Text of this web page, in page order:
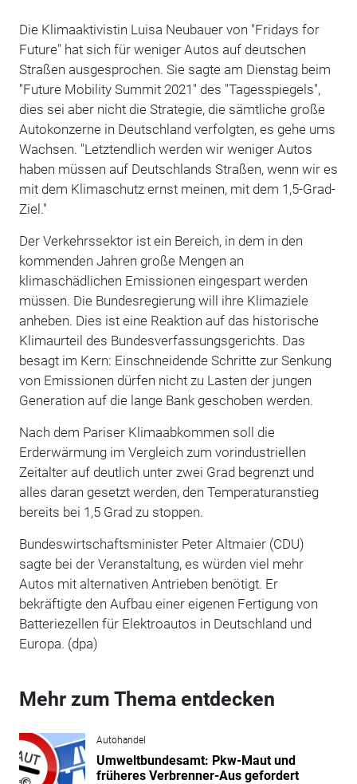
Die Klimaaktivistin Luisa Neubauer von "Fridays for
Future" hat sich für weniger Autos auf deutschen
Straßen ausgesprochen. Sie sagte am Dienstag beim
"Future Mobility Summit 2021" des "Tagesspiegels",
dies sei aber nicht die Strategie, die sämtliche große
Autokonzerne in Deutschland verfolgten, es gehe ums
Wachsen. "Letztendlich werden wir weniger Autos
haben müssen auf Deutschlands Straßen, wenn wir es
mit dem Klimaschutz ernst meinen, mit dem 1,5-Grad-
Ziel."
Der Verkehrssektor ist ein Bereich, in dem in den
kommenden Jahren große Mengen an
klimaschädlichen Emissionen eingespart werden
müssen. Die Bundesregierung will ihre Klimaziele
anheben. Dies ist eine Reaktion auf das historische
Klimaurteil des Bundesverfassungsgerichts. Das
besagt im Kern: Einschneidende Schritte zur Senkung
von Emissionen dürfen nicht zu Lasten der jungen
Generation auf die lange Bank geschoben werden.
Nach dem Pariser Klimaabkommen soll die
Erderwärmung im Vergleich zum vorindustriellen
Zeitalter auf deutlich unter zwei Grad begrenzt und
alles daran gesetzt werden, den Temperaturanstieg
bereits bei 1,5 Grad zu stoppen.
Bundeswirtschaftsminister Peter Altmaier (CDU)
sagte bei der Veranstaltung, es würden viel mehr
Autos mit alternativen Antrieben benötigt. Er
bekräftigte den Aufbau einer eigenen Fertigung von
Batteriezellen für Elektroautos in Deutschland und
Europa. (dpa)
Mehr zum Thema entdecken
Autohandel
Umweltbundesamt: Pkw-Maut und
früheres Verbrenner-Aus gefordert